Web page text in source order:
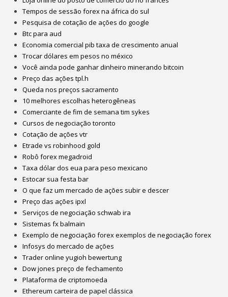
Tempos de sessão forex na áfrica do sul
Pesquisa de cotação de ações do google
Btc para aud
Economia comercial pib taxa de crescimento anual
Trocar dólares em pesos no méxico
Você ainda pode ganhar dinheiro minerando bitcoin
Preço das ações tpl.h
Queda nos preços sacramento
10 melhores escolhas heterogêneas
Comerciante de fim de semana tim sykes
Cursos de negociação toronto
Cotação de ações vtr
Etrade vs robinhood gold
Robô forex megadroid
Taxa dólar dos eua para peso mexicano
Estocar sua festa bar
O que faz um mercado de ações subir e descer
Preço das ações ipxl
Serviços de negociação schwab ira
Sistemas fx balmain
Exemplo de negociação forex exemplos de negociação forex
Infosys do mercado de ações
Trader online yugioh bewertung
Dow jones preço de fechamento
Plataforma de criptomoeda
Ethereum carteira de papel clássica